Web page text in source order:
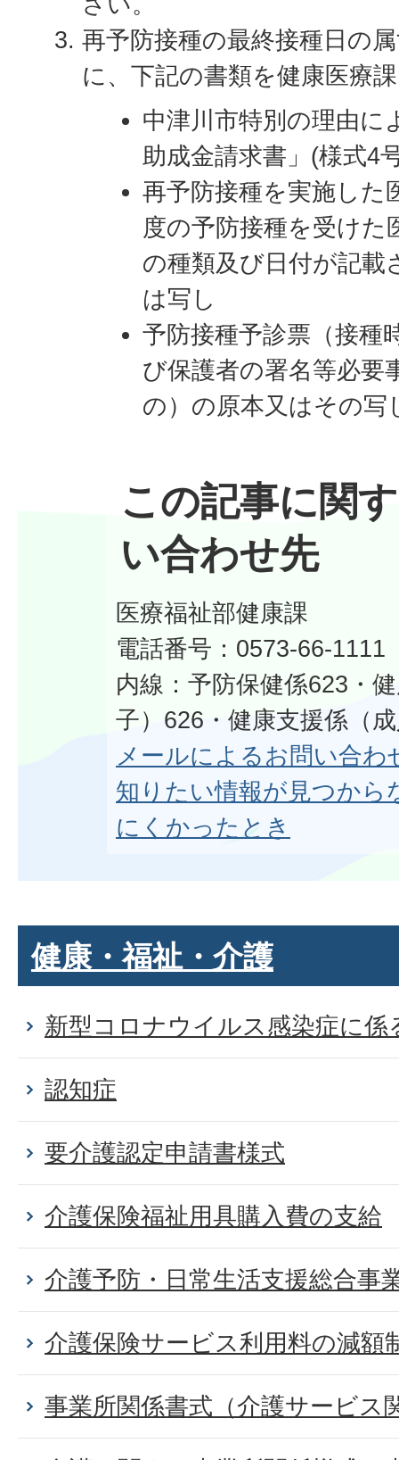
再予防接種の最終接種日の
に、下記の書類を健康医療
中津川市特別の理由に
助成金請求書」(様式4
再予防接種を実施した
度の予防接種を受けた
の種類及び日付が記載
は写し
予防接種予診票（接種
び保護者の署名等必要
の）の原本又はその写
この記事に関
い合わせ先
医療福祉部健康課
電話番号：0573-66-1111
内線：予防保健係623・
子）626・健康支援係（
メールによるお問い合わ
知りたい情報が見つから
にくかったとき
健康・福祉・介護
新型コロナウイルス感染症に係
認知症
要介護認定申請書様式
介護保険福祉用具購入費の支給
介護予防・日常生活支援総合事
介護保険サービス利用料の減額
事業所関係書式（介護サービス